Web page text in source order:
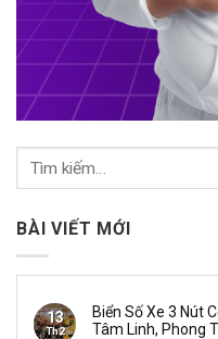
BÀI VIẾT MỚI
13
Th2
Biển Số Xe 3 Nút
Tâm Linh, Phong